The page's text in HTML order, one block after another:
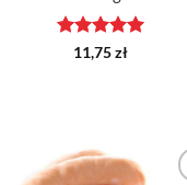
Oceniono
11,75zł